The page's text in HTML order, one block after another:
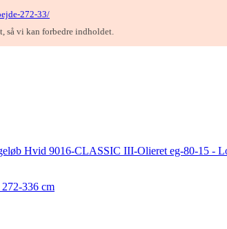
272-33/
så vi kan forbedre indholdet.
336 cm